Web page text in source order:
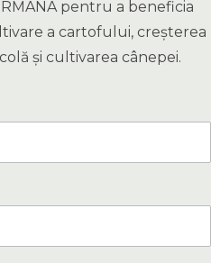
pentru a beneficia
a cartofului, creșterea
și cultivarea cânepei.